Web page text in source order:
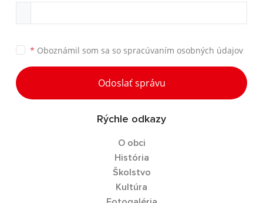
* Oboznámil som sa so spracúvaním osobných údajov
Odoslať správu
Rýchle odkazy
O obci
História
Školstvo
Kultúra